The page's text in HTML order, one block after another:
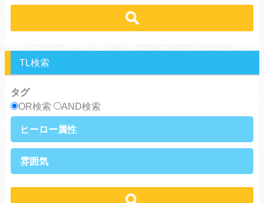
ヤンキー攻め
黒髪受け
シリアス
TL検索
タグ
OR検索
AND検索
ヒーロー属性
王族・貴族
雰囲気